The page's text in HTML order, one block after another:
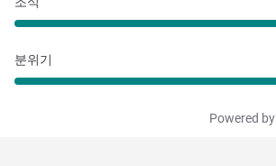
분위기
Powered by